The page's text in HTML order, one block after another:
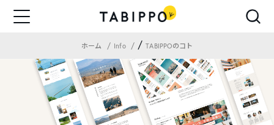
ホーム Info /TABIPPOのコト